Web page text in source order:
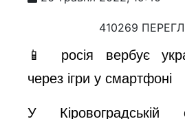
y
V
410269
📱 росія вербує
через ігри у смартфоні
У